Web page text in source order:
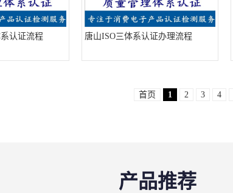
认证流程 唐山ISO三体系认证办理流程
首页 1 2 3 4
产品推荐